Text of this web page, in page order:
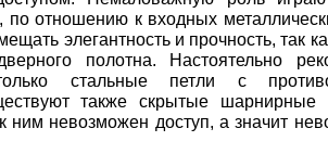
по отношению к входных
элегантность и прочность, так
полотна. Настоятельно
стальные петли с
также скрытые шарнирные
ним невозможен доступ, а значит